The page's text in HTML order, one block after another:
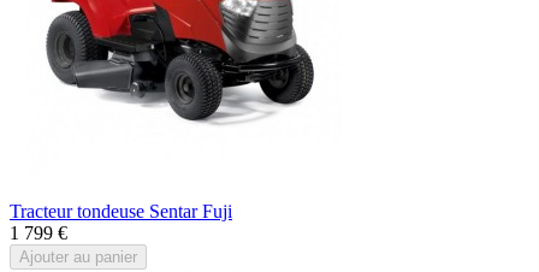
Tracteur tondeuse Sentar Fuji
1 799 €
Ajouter au panier